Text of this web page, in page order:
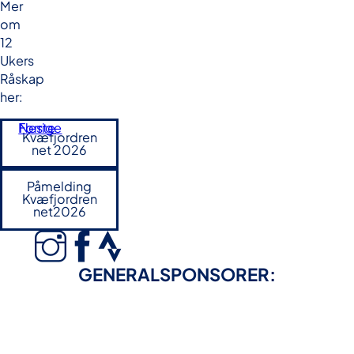
Mer
om
12
Ukers
Råskap
her:
Kvæfjordren
net 2026
Påmelding
Kvæfjordren
net2026
Forrige
Neste
GENERALSPONSORER: